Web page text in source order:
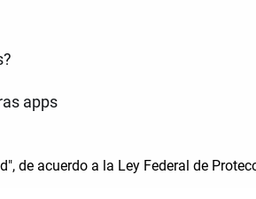
apps
de acuerdo a la Ley Federal de